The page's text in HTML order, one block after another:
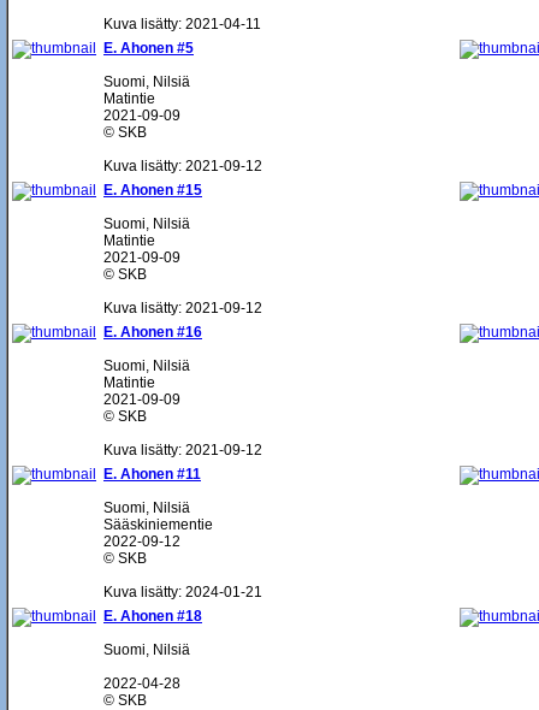
Kuva lisätty: 2021-04-11
E. Ahonen #5
Suomi, Nilsiä
Matintie
2021-09-09
© SKB
Kuva lisätty: 2021-09-12
E. Ahonen #15
Suomi, Nilsiä
Matintie
2021-09-09
© SKB
Kuva lisätty: 2021-09-12
E. Ahonen #16
Suomi, Nilsiä
Matintie
2021-09-09
© SKB
Kuva lisätty: 2021-09-12
E. Ahonen #11
Suomi, Nilsiä
Sääskiniementie
2022-09-12
© SKB
Kuva lisätty: 2024-01-21
E. Ahonen #18
Suomi, Nilsiä
2022-04-28
© SKB